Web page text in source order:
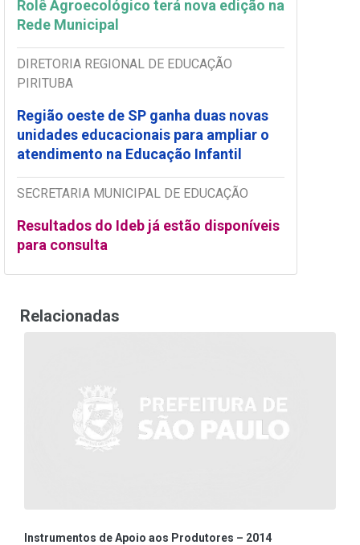
Rolê Agroecológico terá nova edição na
Rede Municipal
DIRETORIA REGIONAL DE EDUCAÇÃO
PIRITUBA
Região oeste de SP ganha duas novas
unidades educacionais para ampliar o
atendimento na Educação Infantil
SECRETARIA MUNICIPAL DE EDUCAÇÃO
Resultados do Ideb já estão disponíveis
para consulta
Relacionadas
Instrumentos de Apoio aos Produtores – 2014